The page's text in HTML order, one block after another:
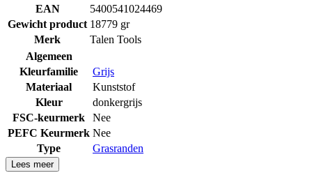
EAN
5400541024469
Gewicht product 18779 gr
Merk
Talen Tools
Algemeen
Kleurfamilie
Grijs
Materiaal
Kunststof
Kleur
donkergrijs
FSC-keurmerk
Nee
PEFC Keurmerk Nee
Type
Grasranden
Lees meer